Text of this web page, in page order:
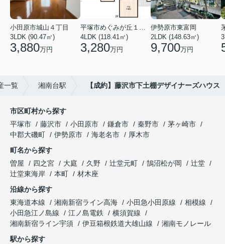
小田原市城山４丁目
3LDK (90.47㎡)
3,880万円
平塚市めぐみが丘１丁目
4LDK (118.41㎡)
3,280万円
伊勢原市東富岡
2LDK (148.63㎡)
9,700万円
一覧 湘南台駅 【成約】藤沢市下土棚デザイナーズハウス
市区町村から探す
平塚市
藤沢市 小田原市 鎌倉市 秦野市
茅ヶ崎市
中郡大磯町
伊勢原市 海老名市
厚木市
町名から探す
曽屋
四之宮 大庭 久野 辻堂元町 鵠沼松が岡
辻堂
辻堂東海岸
本町
材木座
沿線から探す
東海道本線
湘南新宿ライン高海 小田急小田原線
相模線
小田急江ノ島線
江ノ島電鉄
横須賀線
湘南新宿ライン宇須
伊豆箱根鉄道大雄山線
湘南モノレール
駅から探す